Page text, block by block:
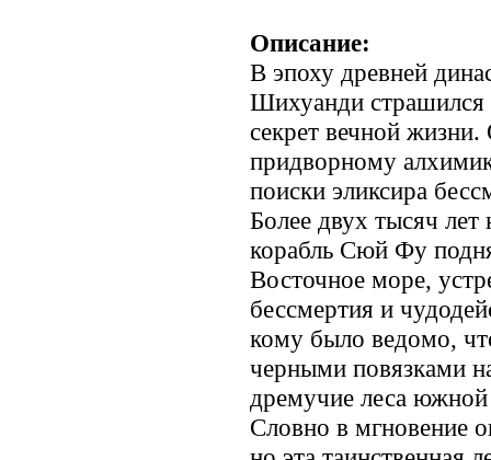
Описание:
В эпоху древней
Шихуанди страшился
секрет вечной
придворному
поиски эликсира
Более двух тысяч лет
корабль Сюй Фу
Восточное море,
бессмертия и
кому было ведомо,
черными повязками
дремучие леса
Словно в мгновение